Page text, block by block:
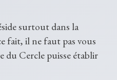
surtout dans la
fait, il ne faut pas vous
du Cercle puisse établir